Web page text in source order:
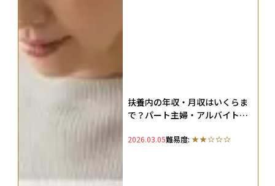
扶養内の年収・月収はいくらま
で？パート主婦・アルバイト学
範囲を解説
2026.03.05難易度: